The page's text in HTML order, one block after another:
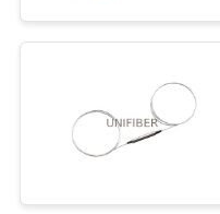
POLICY
d'onde